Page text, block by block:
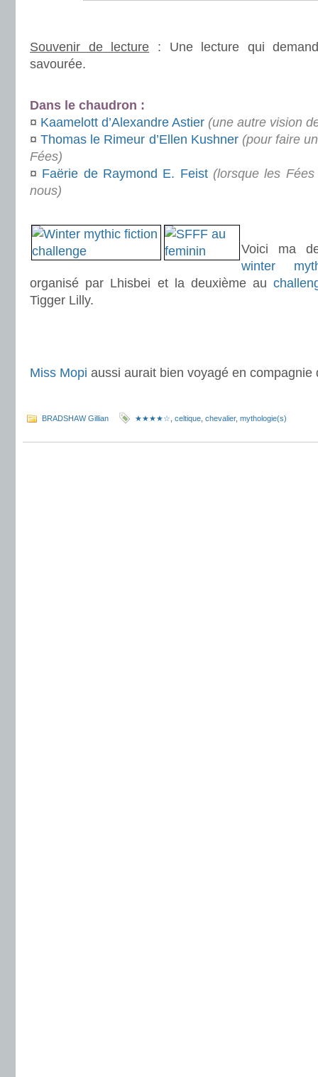
Souvenir de lecture : Une lecture qui
savourée.
Dans le chaudron :
¤ Kaamelott d’Alexandre Astier (une autre vision
¤Thomas le Rimeur d’Ellen Kushner (pour faire
Fées)
¤ Faërie de Raymond E. Feist (lorsque les
nous)
Voici ma
winter
organisé par Lhisbei et la deuxième au
Tigger Lilly.
Miss Mopi aussi aurait bien voyagé en compagnie
BRADSHAW Gillian ★★★★☆ celtique chevalier, mythologie(s)